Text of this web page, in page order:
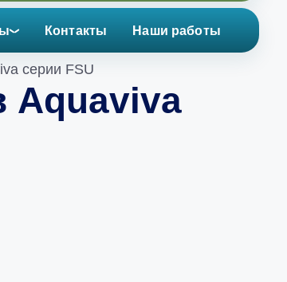
Контакты Наши работы
серии FSU
Aquaviva